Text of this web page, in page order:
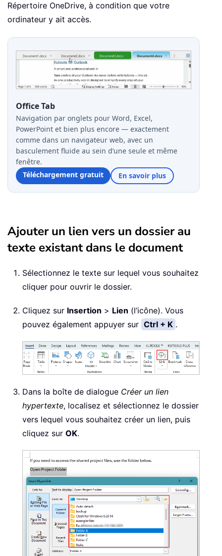
Répertoire OneDrive, à condition que votre
ordinateur y ait accès.
Office Tab
Navigation par onglets pour Word, Excel,
PowerPoint et bien plus encore — exactement
comme dans un navigateur web, avec un
basculement fluide au sein d’une seule et même
fenêtre.
Téléchargement gratuit
En savoir plus
Ajouter un lien vers un dossier au
texte existant dans le document
Sélectionnez le texte sur lequel vous souhaitez
cliquer pour ouvrir le dossier.
Cliquez sur Insertion > Lien (l’icône). Vous
pouvez également appuyer sur Ctrl + K .
Dans la boîte de dialogue Créer un lien
hypertexte, localisez et sélectionnez le dossier
vers lequel vous souhaitez créer un lien, puis
cliquez sur OK.